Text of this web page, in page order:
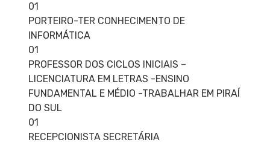
01
PORTEIRO-TER CONHECIMENTO DE
INFORMÁTICA
01
PROFESSOR DOS CICLOS INICIAIS –
LICENCIATURA EM LETRAS -ENSINO
FUNDAMENTAL E MÉDIO -TRABALHAR EM PIRAÍ
DO SUL
01
RECEPCIONISTA SECRETÁRIA